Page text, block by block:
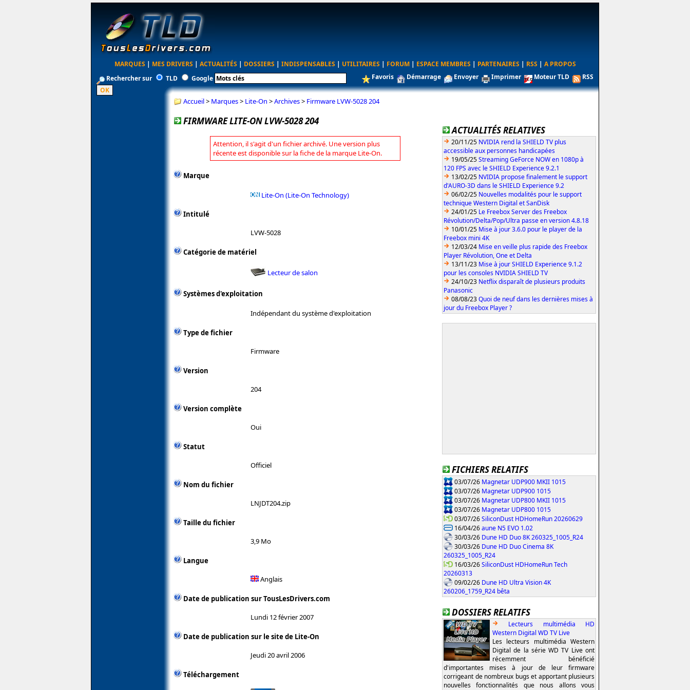
MARQUES | MES DRIVERS | ACTUALITÉS | DOSSIERS | INDISPENSABLES | UTILITAIRES | FORUM | ESPACE MEMBRES | PARTENAIRES | RSS | A PROPOS
Rechercher sur
TLD Google Favoris Démarrage Envoyer Imprimer Moteur TLD RSS
Accueil> Marques> Lite-On >Archives> Firmware LVW-5028 204
FIRMWARE LITE-ON LVW-5028 204
Attention, il s'agit d'un fichier archivé. Une version plus
récente est disponible sur la fiche de la marque Lite-On.
Marque
Lite-On (Lite-On Technology)
Intitulé
LVW-5028
Catégorie de matériel
Lecteur de salon
Systèmes d'exploitation
Indépendant du système d'exploitation
Type de fichier
Firmware
Version
204
Version complète
Oui
Statut
Officiel
Nom du fichier
LNJDT204.zip
Taille du fichier
3,9 Mo
Langue
Anglais
Date de publication sur TousLesDrivers.com
Lundi 12 février 2007
Date de publication sur le site de Lite-On
Jeudi 20 avril 2006
Téléchargement
ACTUALITÉS RELATIVES
20/11/25 NVIDIA rend la SHIELD TV plus
accessible aux personnes handicapées
19/05/25Streaming GeForce NOW en 1080p à
120 FPS avec le SHIELD Experience 9.2.1
13/02/25 NVIDIA propose finalement le support
d'AURO-3D dans le SHIELD Experience 9.2
06/02/25 Nouvelles modalités pour le support
technique Western Digital et SanDisk
24/01/25 Le Freebox Server des Freebox
Révolution/Delta/Pop/Ultra passe en version 4.8.18
10/01/25 Mise à jour 3.6.0 pour le player de la
Freebox mini 4K
12/03/24 Mise en veille plus rapide des Freebox
Player Révolution, One et Delta
13/11/23 Mise à jour SHIELD Experience 9.1.2
pour les consoles NVIDIA SHIELD TV
24/10/23 Netflix disparaît de plusieurs produits
Panasonic
08/08/23Quoi de neuf dans les dernières mises à
jour du Freebox Player ?
FICHIERS RELATIFS
03/07/26 Magnetar UDP900 MKII 1015
03/07/26 Magnetar UDP900 1015
03/07/26 Magnetar UDP800 MKII 1015
03/07/26 Magnetar UDP800 1015
03/07/26SiliconDust HDHomeRun 20260629
16/04/26aune N5 EVO 1.02
30/03/26 Dune HD Duo 8K 260325_1005_R24
30/03/26 Dune HD Duo Cinema 8K
260325_1005_R24
16/03/26SiliconDust HDHomeRun Tech
20260313
09/02/26 Dune HD Ultra Vision 4K
260206_1759_R24 bêta
DOSSIERS RELATIFS
Lecteurs multimédia HD
Western Digital WD TV Live
Les lecteurs multimédia Western
Digital de la série WD TV Live ont
récemment bénéficié
d'importantes mises à jour de leur firmware
corrigeant de nombreux bugs et apportant plusieurs
nouvelles fonctionnalités que nous allons vous